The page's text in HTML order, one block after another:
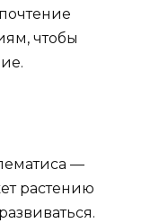
чтобы
—
растению